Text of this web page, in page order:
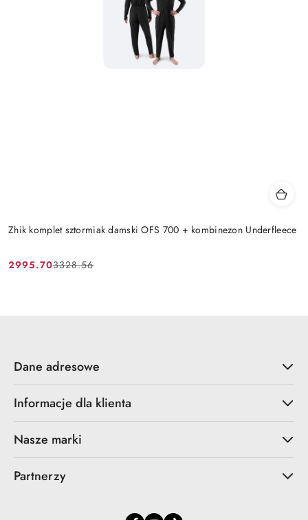
Zhik komplet sztormiak damski OFS 700 + kombinezon Underfleece
Cena
2995.70
Cena
3328.56
Dane adresowe
Informacje dla klienta
Nasze marki
Partnerzy